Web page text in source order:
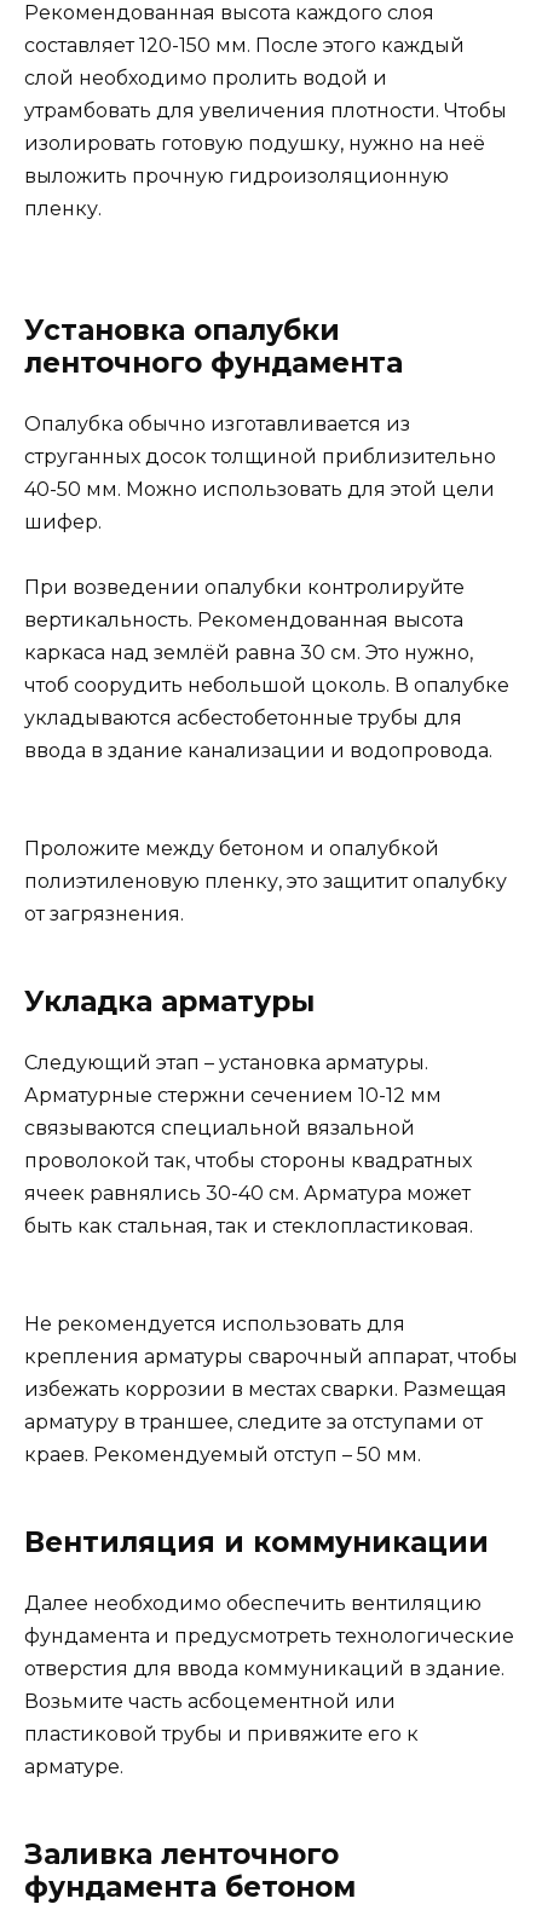
Рекомендованная высота каждого слоя
составляет 120-150 мм. После этого каждый
слой необходимо пролить водой и
утрамбовать для увеличения плотности. Чтобы
изолировать готовую подушку, нужно на неё
выложить прочную гидроизоляционную
пленку.
Установка опалубки
ленточного фундамента
Опалубка обычно изготавливается из
струганных досок толщиной приблизительно
40-50 мм. Можно использовать для этой цели
шифер.
При возведении опалубки контролируйте
вертикальность. Рекомендованная высота
каркаса над землёй равна 30 см. Это нужно,
чтоб соорудить небольшой цоколь. В опалубке
укладываются асбестобетонные трубы для
ввода в здание канализации и водопровода.
Проложите между бетоном и опалубкой
полиэтиленовую пленку, это защитит опалубку
от загрязнения.
Укладка арматуры
Следующий этап – установка арматуры.
Арматурные стержни сечением 10-12 мм
связываются специальной вязальной
проволокой так, чтобы стороны квадратных
ячеек равнялись 30-40 см. Арматура может
быть как стальная, так и стеклопластиковая.
Не рекомендуется использовать для
крепления арматуры сварочный аппарат, чтобы
избежать коррозии в местах сварки. Размещая
арматуру в траншее, следите за отступами от
краев. Рекомендуемый отступ – 50 мм.
Вентиляция и коммуникации
Далее необходимо обеспечить вентиляцию
фундамента и предусмотреть технологические
отверстия для ввода коммуникаций в здание.
Возьмите часть асбоцементной или
пластиковой трубы и привяжите его к
арматуре.
Заливка ленточного
фундамента бетоном